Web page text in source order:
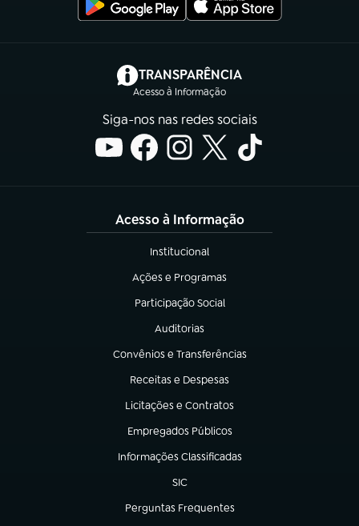
TRANSPARÊNCIA
Acesso à Informação
(abre em nova aba)
Siga-nos nas redes sociais
Acesso à Informação
Institucional
(abre em nova aba)
Ações e Programas
(abre em nova aba)
Participação Social
(abre em nova aba)
Auditorias
(abre em nova aba)
Convênios e Transferências
(abre em nova aba)
Receitas e Despesas
(abre em nova aba)
Licitações e Contratos
(abre em nova aba)
Empregados Públicos
(abre em nova aba)
Informações Classificadas
(abre em nova aba)
SIC
(abre em nova aba)
Perguntas Frequentes
(abre em nova aba)